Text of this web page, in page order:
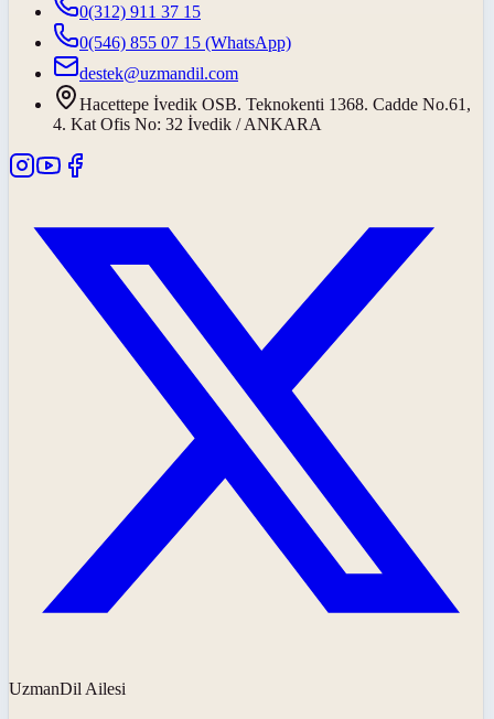
0(312) 911 37 15
0(546) 855 07 15 (WhatsApp)
destek@uzmandil.com
Hacettepe İvedik OSB. Teknokenti 1368. Cadde No.61,
4. Kat Ofis No: 32 İvedik / ANKARA
UzmanDil Ailesi